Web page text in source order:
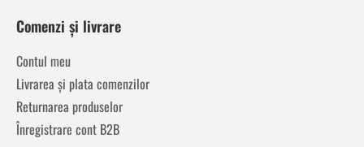
Comenzi și livrare
Contul meu
Livrarea și plata comenzilor
Returnarea produselor
Înregistrare cont B2B